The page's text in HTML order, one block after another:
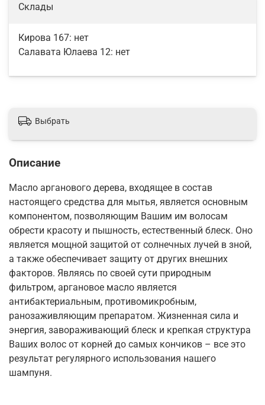
Склады
Кирова 167: нет
Салавата Юлаева 12: нет
Выбрать
Описание
Масло арганового дерева, входящее в состав
настоящего средства для мытья, является основным
компонентом, позволяющим Вашим им волосам
обрести красоту и пышность, естественный блеск. Оно
является мощной защитой от солнечных лучей в зной,
а также обеспечивает защиту от других внешних
факторов. Являясь по своей сути природным
фильтром, аргановое масло является
антибактериальным, противомикробным,
ранозаживляющим препаратом. Жизненная сила и
энергия, завораживающий блеск и крепкая структура
Ваших волос от корней до самых кончиков – все это
результат регулярного использования нашего
шампуня.